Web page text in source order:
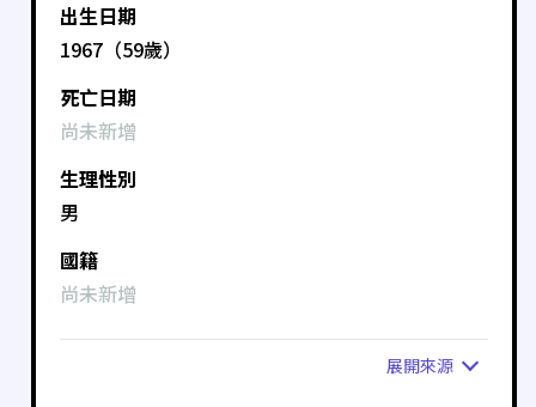
出生日期
1967（59歲）
死亡日期
尚未新增
生理性別
男
國籍
尚未新增
展開來源